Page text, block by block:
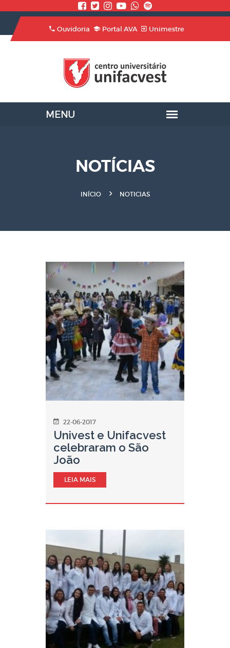
Ouvidoria Portal AVA Unimestre
NOTÍCIAS
INÍCIO NOTICIAS
22-06-2017
Univest e Unifacvest
celebraram o São
João
LEIA MAIS